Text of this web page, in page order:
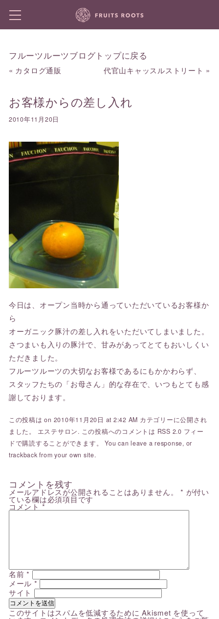
フルーツルーツブログトップに戻る
« カタログ通販 代官山キャッスルストリート »
お客様からの差し入れ
2010年11月20日
今日は、オープン当時から通っていただいているお客様か
ら
オーガニック豚汁の差し入れをいただいてしまいました。
さつまいも入りの豚汁で、甘みがあってとてもおいしくい
ただきました。
フルーツルーツの大切なお客様であるにもかかわらず、
スタッフたちの「お母さん」的な存在で、いつもとても感
謝しております。
この投稿は on 2010年11月20日 at 2:42 AM カテゴリーに公開され
ました。 エステサロン. この投稿へのコメントは RSS 2.0 フィー
ドで購読することができます。 You canleave a response, or
trackback from your own site.
コメントを残す
メールアドレスが公開されることはありません。 * が付い
ている欄は必須項目です
コメント*
名前*
メール *
サイト
このサイトはスパムを低減するために Akismet を使って